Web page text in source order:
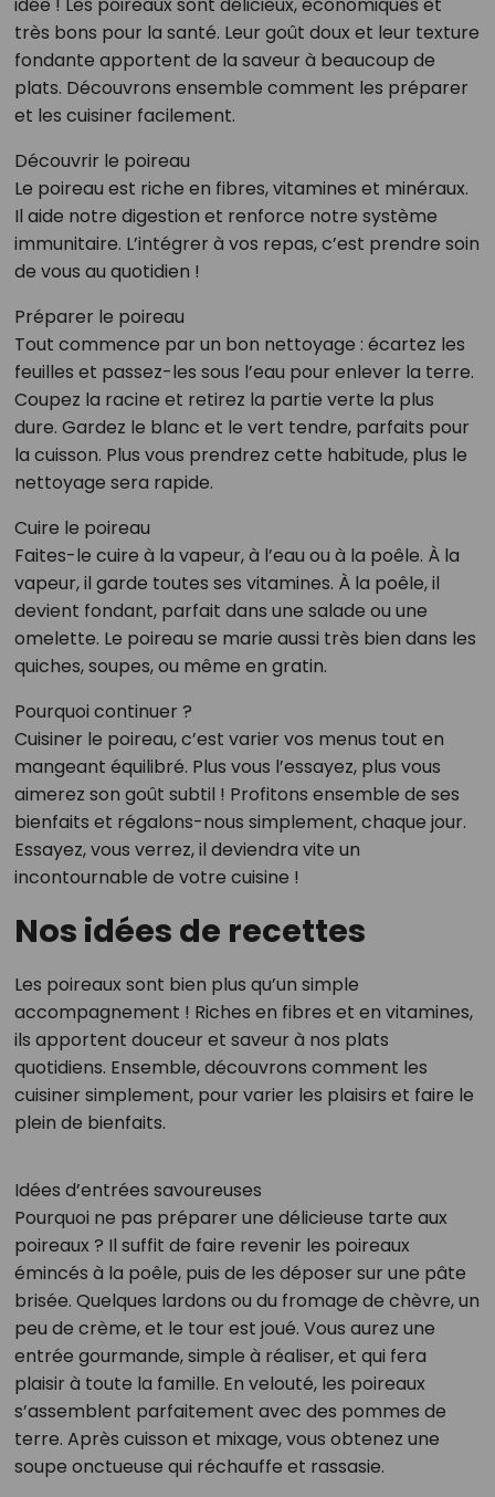
très bons pour la santé. Leur goût doux et leur texture
fondante apportent de la saveur à beaucoup de
plats. Découvrons ensemble comment les préparer
et les cuisiner facilement.
Découvrir le poireau
Le poireau est riche en fibres, vitamines et minéraux.
Il aide notre digestion et renforce notre système
immunitaire. L’intégrer à vos repas, c’est prendre soin
de vous au quotidien !
Préparer le poireau
Tout commence par un bon nettoyage : écartez les
feuilles et passez-les sous l’eau pour enlever la terre.
Coupez la racine et retirez la partie verte la plus
dure. Gardez le blanc et le vert tendre, parfaits pour
la cuisson. Plus vous prendrez cette habitude, plus le
nettoyage sera rapide.
Cuire le poireau
Faites-le cuire à la vapeur, à l’eau ou à la poêle. À la
vapeur, il garde toutes ses vitamines. À la poêle, il
devient fondant, parfait dans une salade ou une
omelette. Le poireau se marie aussi très bien dans les
quiches, soupes, ou même en gratin.
Pourquoi continuer ?
Cuisiner le poireau, c’est varier vos menus tout en
mangeant équilibré. Plus vous l’essayez, plus vous
aimerez son goût subtil ! Profitons ensemble de ses
bienfaits et régalons-nous simplement, chaque jour.
Essayez, vous verrez, il deviendra vite un
incontournable de votre cuisine !
Nos idées de recettes
Les poireaux sont bien plus qu’un simple
accompagnement ! Riches en fibres et en vitamines,
ils apportent douceur et saveur à nos plats
quotidiens. Ensemble, découvrons comment les
cuisiner simplement, pour varier les plaisirs et faire le
plein de bienfaits.
Idées d’entrées savoureuses
Pourquoi ne pas préparer une délicieuse tarte aux
poireaux ? Il suffit de faire revenir les poireaux
émincés à la poêle, puis de les déposer sur une pâte
brisée. Quelques lardons ou du fromage de chèvre, un
peu de crème, et le tour est joué. Vous aurez une
entrée gourmande, simple à réaliser, et qui fera
plaisir à toute la famille. En velouté, les poireaux
s’assemblent parfaitement avec des pommes de
terre. Après cuisson et mixage, vous obtenez une
soupe onctueuse qui réchauffe et rassasie.